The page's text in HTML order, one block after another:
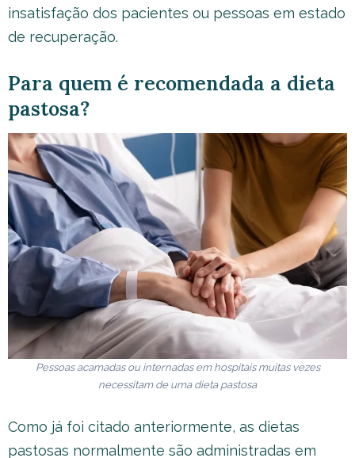
insatisfação dos pacientes ou pessoas em estado
de recuperação.
Para quem é recomendada a dieta
pastosa?
Pessoas acamadas ou internadas em hospitais muitas vezes
necessitam de uma dieta pastosa
Como já foi citado anteriormente, as dietas
pastosas normalmente são administradas em